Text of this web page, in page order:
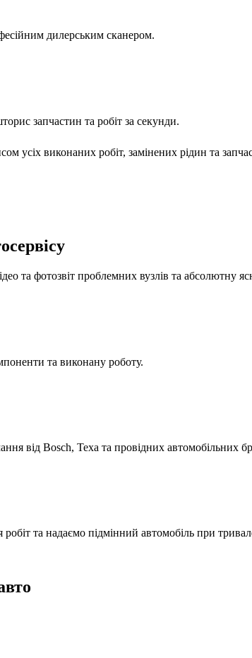
дилерським сканером.
запчастин та робіт за секунди.
усіх виконаних робіт, замінених рідин та
та фотозвіт проблемних вузлів та абсолютну
та виконану роботу.
від Bosch, Texa та провідних автомобільних
та надаємо підмінний автомобіль при